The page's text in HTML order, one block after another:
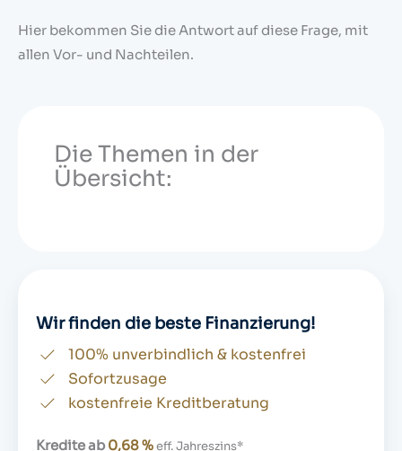
Hier bekommen Sie die Antwort auf diese Frage, mit
allen Vor- und Nachteilen.
Die Themen in der
Übersicht:
Wir finden die beste Finanzierung!
100% unverbindlich & kostenfrei
Sofortzusage
kostenfreie Kreditberatung
Kredite ab 0,68 %eff. Jahreszins*